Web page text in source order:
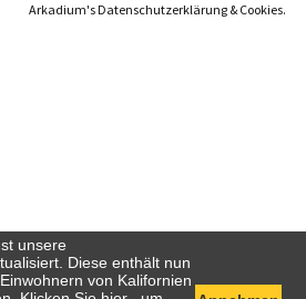
Arkadium's Datenschutzerklärung & Cookies.
unsere
Diese enthält nun
von Kalifornien